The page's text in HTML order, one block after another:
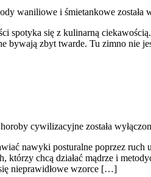
waniliowe i śmietankowe została
spotyka się z kulinarną
bywają zbyt twarde. Tu zimno nie
cywilizacyjne została
nawyki posturalne poprzez ruch
którzy chcą działać mądrze i
nieprawidłowe wzorce […]